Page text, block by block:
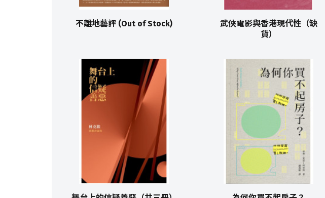
不離地藝評 (Out of Stock)
武俠電影與香港現代性（缺
貨）